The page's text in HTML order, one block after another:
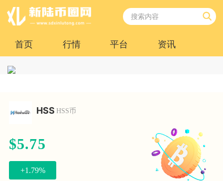
首页 行情 平台 资讯
HSS HSS币
$5.75
+1.79%